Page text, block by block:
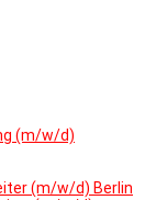
(m/w/d)
(m/w/d) Berlin